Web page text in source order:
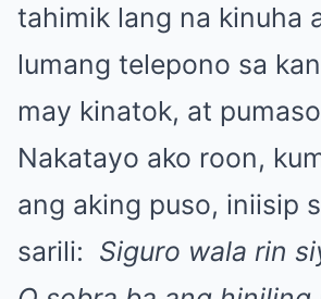
tahimik lang na kinuha
lumang telepono sa
may kinatok, at
Nakatayo ako roon,
ang aking puso, iniisip
sarili: Siguro wala rin